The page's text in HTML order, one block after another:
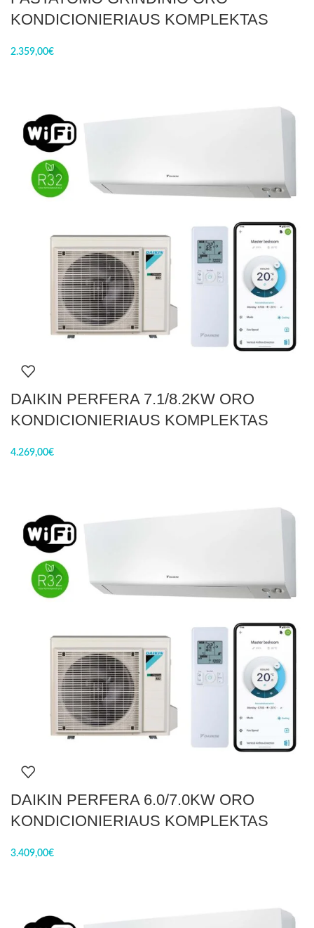
KONDICIONIERIAUS KOMPLEKTAS
2.359,00€
DAIKIN PERFERA 7.1/8.2KW ORO
KONDICIONIERIAUS KOMPLEKTAS
4.269,00€
DAIKIN PERFERA 6.0/7.0KW ORO
KONDICIONIERIAUS KOMPLEKTAS
3.409,00€